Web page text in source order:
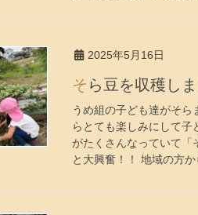
2025年5月16日
そら豆を収穫し
うめ組の子ども達がそ
らとても楽しみにして
がたくさんなっていて「
と大興奮！！ 地域の方